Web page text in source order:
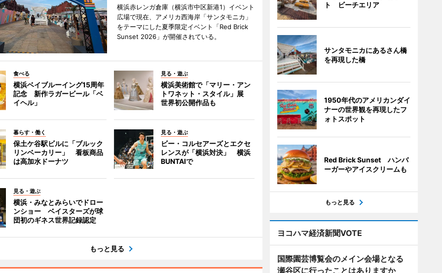
横浜赤レンガ倉庫（横浜市中区新港1）イベント
広場で現在、アメリカ西海岸「サンタモニカ」
をテーマにした夏季限定イベント「Red Brick
Sunset 2026」が開催されている。
食べる
横浜ベイブルーイング15周年
記念 新作ラガービール「ベ
イヘル」
見る・遊ぶ
横浜美術館で「マリー・アン
トワネット・スタイル」展
世界初公開作品も
暮らす・働く
保土ケ谷駅ビルに「ブルック
リンベーカリー」 看板商品
は高加水ドーナツ
見る・遊ぶ
ビー・コルセアーズとエクセ
レンスが「横浜対決」 横浜
BUNTAIで
見る・遊ぶ
横浜・みなとみらいでドロー
ンショー ベイスターズが球
団初のギネス世界記録認定
もっと見る
ト ビーチエリア
サンタモニカにあるさん橋
を再現した橋
1950年代のアメリカンダイ
ナーの世界観を再現したフ
ォトスポット
Red Brick Sunset ハンバ
ーガーやアイスクリームも
もっと見る
ヨコハマ経済新聞VOTE
国際園芸博覧会のメイン会場となる
瀬谷区に行ったことはありますか